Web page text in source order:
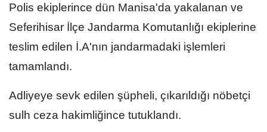
Polis ekiplerince dün Manisa'da yakalanan ve
Seferihisar İlçe Jandarma Komutanlığı ekiplerine
teslim edilen İ.A'nın jandarmadaki işlemleri
tamamlandı.
Adliyeye sevk edilen şüpheli, çıkarıldığı nöbetçi
sulh ceza hakimliğince tutuklandı.